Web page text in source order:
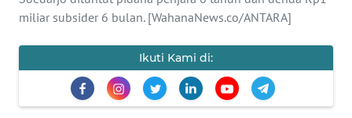
miliar subsider 6 bulan. [WahanaNews.co/ANTARA]
Ikuti Kami di:
OPINI